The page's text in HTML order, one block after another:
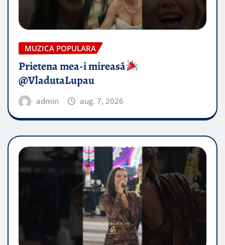
MUZICA POPULARA
Prietena mea-i mireasă​
@VladutaLupau
admin aug. 7, 2026